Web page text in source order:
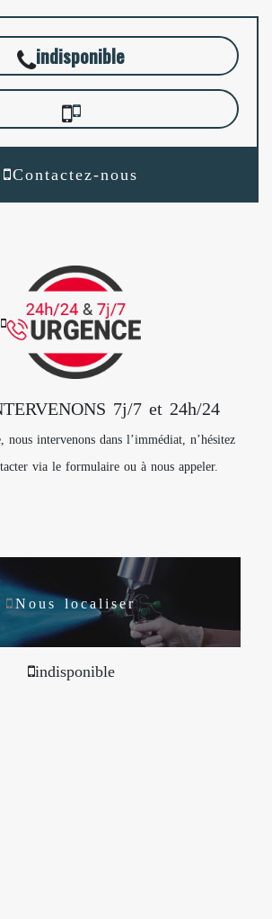
indisponible
Contactez-nous
7j/7 et 24h/24
nous intervenons dans l’immédiat, n’hésitez
via le formulaire ou à nous appeler.
Nous localiser
indisponible